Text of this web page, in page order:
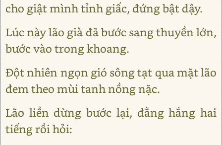
cho giật mình tỉnh giấc, đứng bật dậy.
Lúc này lão già đã bước sang thuyền lớn,
bước vào trong khoang.
Ðột nhiên ngọn gió sông tạt qua mặt lão
đem theo mùi tanh nồng nặc.
Lão liền dừng bước lại, đằng hắng hai
tiếng rồi hỏi: